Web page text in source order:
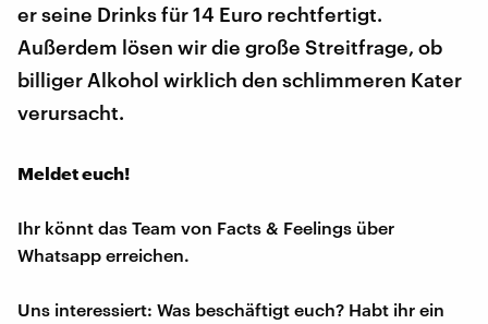
er seine Drinks für 14 Euro rechtfertigt.
Außerdem lösen wir die große Streitfrage, ob
billiger Alkohol wirklich den schlimmeren Kater
verursacht.
Meldet euch!
Ihr könnt das Team von Facts & Feelings über
Whatsapp erreichen.
Uns interessiert: Was beschäftigt euch? Habt ihr ein